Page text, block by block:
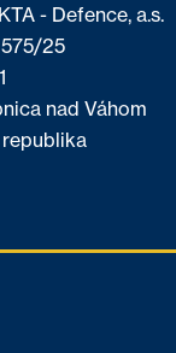
- Defence, a.s.
25
nad Váhom